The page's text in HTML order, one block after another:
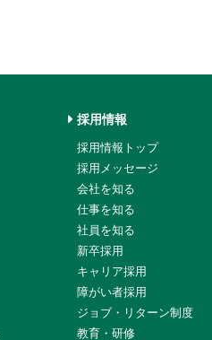
採用情報
採用情報トップ
採用メッセージ
会社を知る
仕事を知る
社員を知る
新卒採用
キャリア採用
障がい者採用
ジョブ・リターン制度
教育・研修